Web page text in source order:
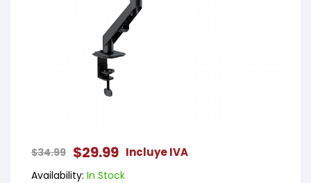
$34.99 $29.99 Incluye IVA
Availability: In Stock